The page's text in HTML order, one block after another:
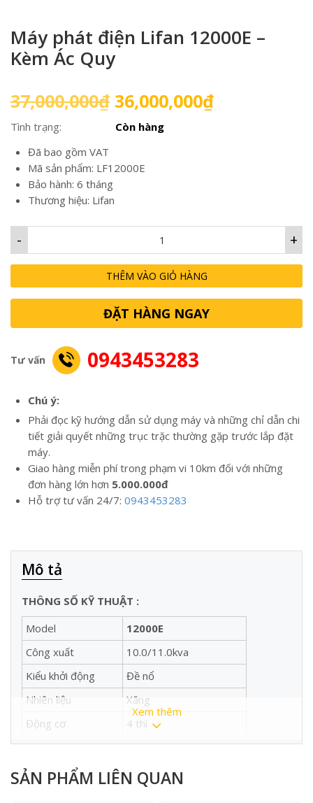
Máy phát điện Lifan 12000E –
Kèm Ác Quy
37,000,000₫ Giá
gốc
là:
36,000,000₫Giá
Tình trạng:
Còn hàng
Đã bao gồm VAT
Mã sản phẩm: LF12000E
Bảo hành: 6 tháng
Thương hiệu: Lifan
+
-
THÊM VÀO GIỎ HÀNG
ĐẶT HÀNG NGAY
Tư vấn 0943453283
Chú ý:
Phải đọc kỹ hướng dẫn sử dụng máy và những chỉ dẫn chi
tiết giải quyết những trục trặc thường gặp trước lắp đặt
máy.
Giao hàng miễn phí trong phạm vi 10km đối với những
đơn hàng lớn hơn 5.000.000đ
Hỗ trợ tư vấn 24/7: 0943453283
Mô tả
THÔNG SỐ KỸ THUẬT :
Model
12000E
Công xuất
10.0/11.0kva
Kiểu khởi động
Đề nổ
Nhiên liệu
Xăng
Động cơ
4 thì
Trọng lượng
150kg
Xuất xứ
Trung Quốc
Xem thêm
SẢN PHẨM LIÊN QUAN